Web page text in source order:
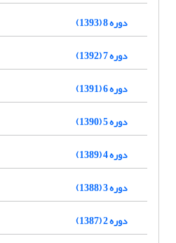
دوره 8 (1393)
دوره 7 (1392)
دوره 6 (1391)
دوره 5 (1390)
دوره 4 (1389)
دوره 3 (1388)
دوره 2 (1387)